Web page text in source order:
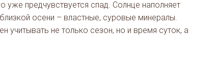
предчувствуется спад. Солнце наполняет
осени – властные, суровые минералы.
учитывать не только сезон, но и время суток, а